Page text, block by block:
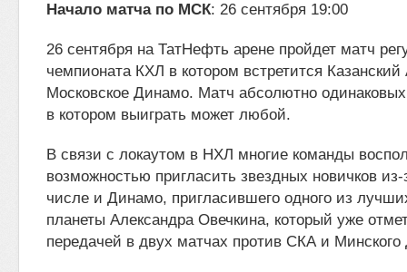
Начало матча по МСК: 26 сентября 19:00
26 сентября на ТатНефть арене пройдет матч
чемпионата КХЛ в котором встретится Казанский
Московское Динамо. Матч абсолютно
в котором выиграть может любой.
В связи с локаутом в НХЛ многие команды
возможностью пригласить звездных новичков
числе и Динамо, пригласившего одного из
планеты Александра Овечкина, который уже
передачей в двух матчах против СКА и